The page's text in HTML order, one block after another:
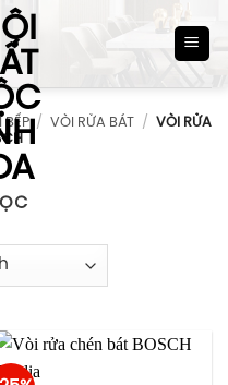
BẾP / VÒI RỬA BÁT /
VÒI RỬA